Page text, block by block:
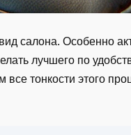
салона. Особенно
лучшего по
тонкости этого